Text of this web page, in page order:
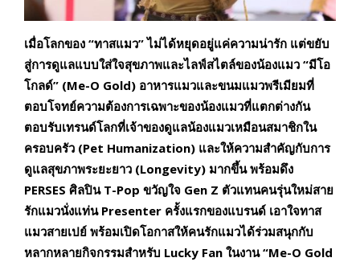
เมื่อโลกของ “ทาสแมว” ไม่ได้หยุดอยู่แค่ความน่ารัก แต่ขยับ
สู่การดูแลแบบใส่ใจสุขภาพและไลฟ์สไตล์ของน้องแมว “มีโอ
โกลด์” (Me-O Gold) อาหารแมวและขนมแมวพรีเมียมที่
ตอบโจทย์ความต้องการเฉพาะของน้องแมวที่แตกต่างกัน
ตอบรับเทรนด์โลกที่เจ้าของดูแลน้องแมวเหมือนสมาชิกใน
ครอบครัว (Pet Humanization) และให้ความสำคัญกับการ
ดูแลสุขภาพระยะยาว (Longevity) มากขึ้น พร้อมดึง
PERSES ศิลปิน T-Pop ขวัญใจ Gen Z ตัวแทนคนรุ่นใหม่สาย
รักแมวนั่งแท่น Presenter ครั้งแรกของแบรนด์ เอาใจทาส
แมวสายเปย์ พร้อมเปิดโอกาสให้คนรักแมวได้ร่วมสนุกกับ
หลากหลายกิจกรรมสำหรับ Lucky Fan ในงาน “Me-O Gold